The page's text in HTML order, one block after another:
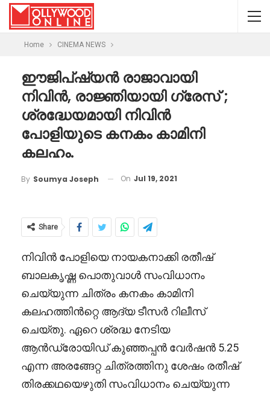
Home CINEMA NEWS
ഈജിപ്ഷ്യൻ രാജാവായി
നിവിൻ, രാജ്ഞിയായി ഗ്രേസ് ;
ശ്രദ്ധേയമായി നിവിൻ
പോളിയുടെ കനകം കാമിനി
കലഹം.
By Soumya Joseph On Jul 19, 2021
Share
നിവിൻ പോളിയെ നായകനാക്കി രതീഷ്
ബാലകൃഷ്ണ പൊതുവാൾ സംവിധാനം
ചെയ്യുന്ന ചിത്രം കനകം കാമിനി
കലഹത്തിൻറ്റെ ആദ്യ ടീസർ റിലീസ്
ചെയ്തു. ഏറെ ശ്രദ്ധ നേടിയ
ആൻഡ്രോയിഡ് കുഞ്ഞപ്പൻ വേർഷൻ 5.25
എന്ന അരങ്ങേറ്റ ചിത്രത്തിനു ശേഷം രതീഷ്
തിരക്കഥയെഴുതി സംവിധാനം ചെയ്യുന്ന